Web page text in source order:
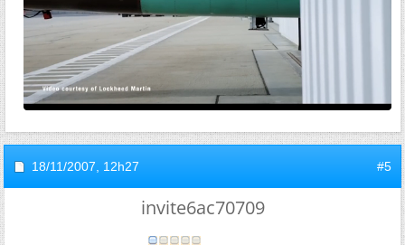
18/11/2007, 12h27 #5
invite6ac70709